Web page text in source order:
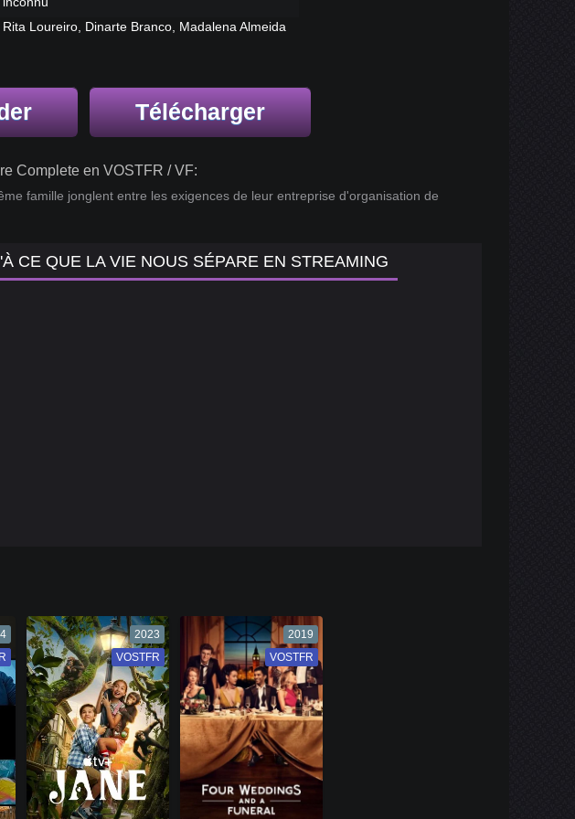
Rita Loureiro, Dinarte Branco, Madalena Almeida
Télécharger
Complete en VOSTFR / VF:
famille jonglent entre les exigences de leur entreprise d'organisation de
CE QUE LA VIE NOUS SÉPARE EN STREAMING
2023
VF
VOSTFR
2019
VF
VOSTFR